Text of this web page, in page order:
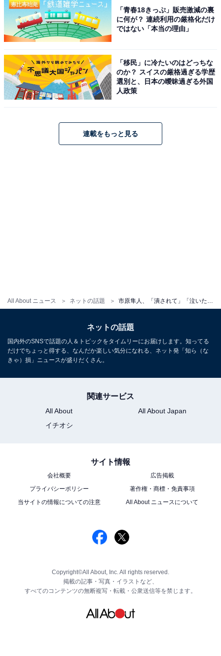
All About ニュース ネットの話題
「青春18きっぷ」販売激減の裏
に何が？ 連続利用の厳格化だけ
ではない「本当の理由」
「移民」に冷たいのはどっちな
のか？ スイスの厳格過ぎる学歴
選別と、日本の曖昧過ぎる外国
人政策
連載をもっと見る
ネットの話題
国内外のSNSで話題の人＆トピックをタイムリーにお届けします。知ってる
だけでちょっと得する、なんだか楽しい気分になれる、ネット発「知ら（な
きゃ）損」ニュースが盛りだくさん。
関連サービス
All About
All About Japan
イチオシ
サイト情報
会社概要
広告掲載
プライバシーポリシー
著作権・商標・免責事項
当サイトの情報についての注意
All About ニュースについて
Copyright©All About, Inc. All rights reserved.
掲載の記事・写真・イラストなど、
すべてのコンテンツの無断複写・転載・公衆送信等を禁じます。